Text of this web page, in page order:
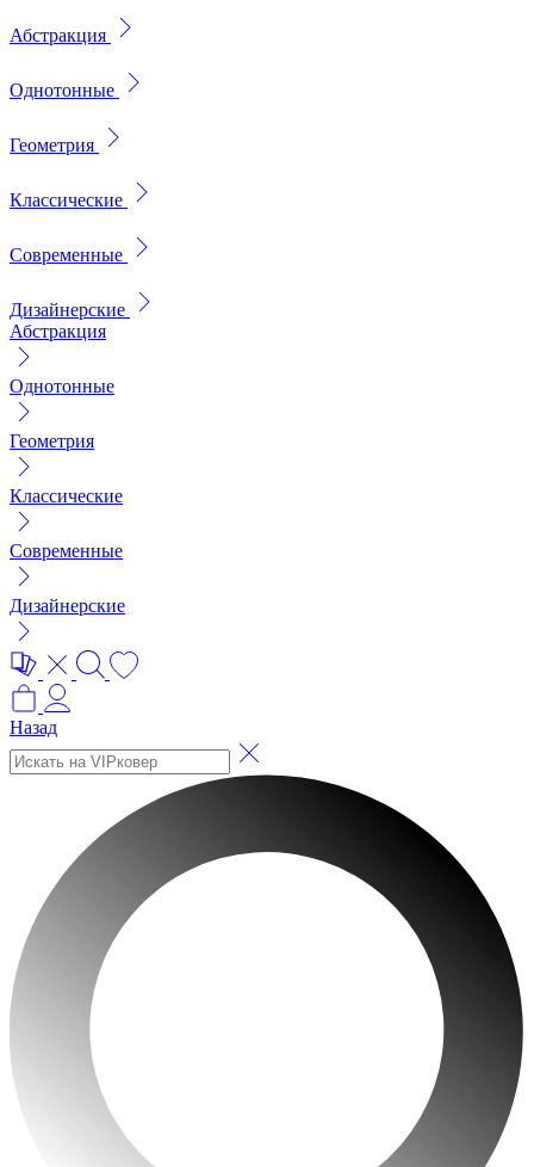
Абстракция
Однотонные
Геометрия
Классические
Современные
Дизайнерские
Абстракция
Однотонные
Геометрия
Классические
Современные
Дизайнерские
Назад